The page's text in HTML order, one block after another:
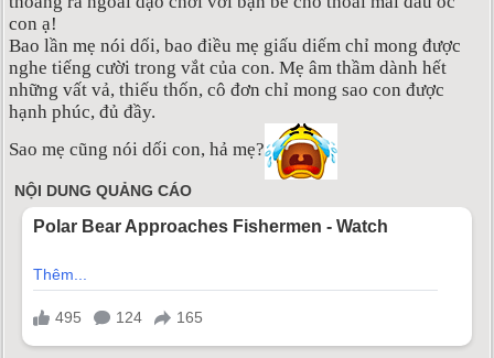
con ạ!
Bao lần mẹ nói dối, bao điều mẹ giấu diếm chỉ mong được
nghe tiếng cười trong vắt của con. Mẹ âm thầm dành hết
những vất vả, thiếu thốn, cô đơn chỉ mong sao con được
hạnh phúc, đủ đầy.
Sao mẹ cũng nói dối con, hả mẹ?